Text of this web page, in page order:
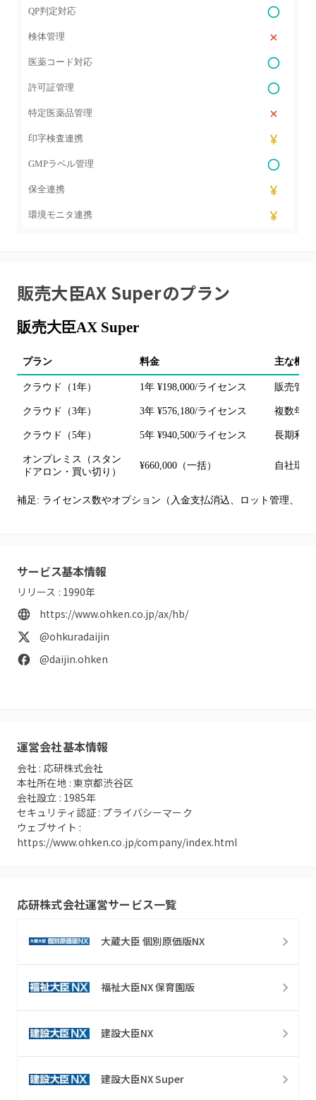
QP判定対応
検体管理
医薬コード対応
許可証管理
特定医薬品管理
印字検査連携
GMPラベル管理
保全連携
環境モニタ連携
販売大臣AX Superのプラン
販売大臣AX Super
プラン 料金 主な機
クラウド（1年） 1年 ¥198,000/ライセンス 販売管
クラウド（3年） 3年 ¥576,180/ライセンス 複数年
クラウド（5年） 5年 ¥940,500/ライセンス 長期利
オンプレミス（スタン
ドアロン・買い切り）
¥660,000（一括） 自社環
補足: ライセンス数やオプション（入金支払消込、ロット管理、項
サービス基本情報
リリース : 1990年
https://www.ohken.co.jp/ax/hb/
@ohkuradaijin
@daijin.ohken
運営会社基本情報
会社 : 応研株式会社
本社所在地 :東京都渋谷区
会社設立 : 1985年
セキュリティ認証 : プライバシーマーク
ウェブサイト :
https://www.ohken.co.jp/company/index.html
応研株式会社運営サービス一覧
大蔵大臣 個別原価版NX
福祉大臣NX 保育園版
建設大臣NX
建設大臣NX Super